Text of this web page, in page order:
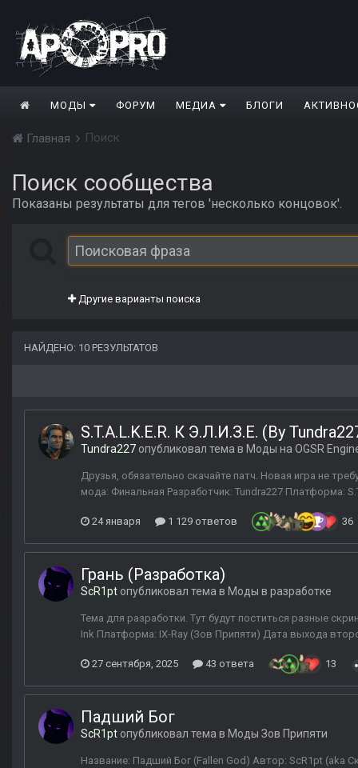
МОДЫ ФОРУМ МЕДИА БЛОГИ
Главная Поиск
Поиск сообщества
Показаны результаты для тегов 'несколько концовок'.
Другие варианты поиска
НАЙДЕНО: 10 РЕЗУЛЬТАТОВ
S.T.A.L.K.E.R. К Э.Л.И.З.Е. (By
Tundra227 опубликовал тема в Моды на OGSR
Друзья, обязательно скачайте патч. Новая игра не
мода: Финальная Разработчик: Tundra227 Платформа:
24 января 1 129 ответов 36
Грань (Разработка)
ScR1pt опубликовал тема в Моды в разработке
Тема для разработки. Тут будут поститься разные
Ink Платформа: IX-Ray (Зов Припяти) Дата выхода
27 сентября, 2025 43 ответа 13
Падший Бог
ScR1pt опубликовал тема в Моды Зов Припяти
Название: Падший Бог (Fallen God) Автор: ScR1pt (aka